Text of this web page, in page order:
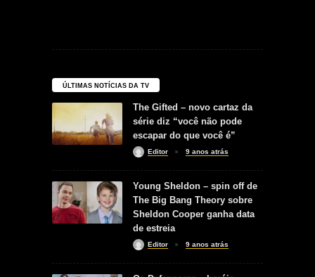
ÚLTIMAS NOTÍCIAS DA TV
The Gifted – novo cartaz da
série diz “você não pode
escapar do que você é”
Editor 9 anos atrás
Young Sheldon – spin off de
The Big Bang Theory sobre
Sheldon Cooper ganha data
de estreia
Editor 9 anos atrás